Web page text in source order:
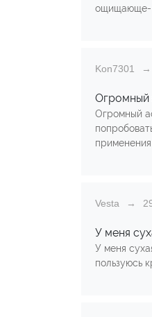
ощищающе-
Kon7301
Огромный
Огромный
Vesta
У меня
У меня
пользуюсь